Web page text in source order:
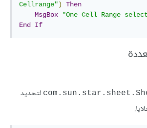
Cellrange")
Then
MsgBox
"One Cell Range
End
If
لتحديد